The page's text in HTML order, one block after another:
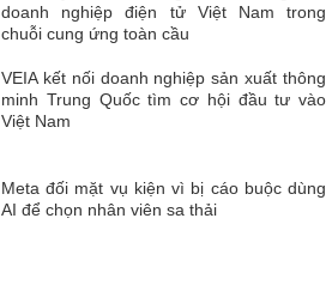
doanh nghiệp điện tử Việt Nam trong
chuỗi cung ứng toàn cầu
VEIA kết nối doanh nghiệp sản xuất thông
minh Trung Quốc tìm cơ hội đầu tư vào
Việt Nam
Meta đối mặt vụ kiện vì bị cáo buộc dùng
AI để chọn nhân viên sa thải